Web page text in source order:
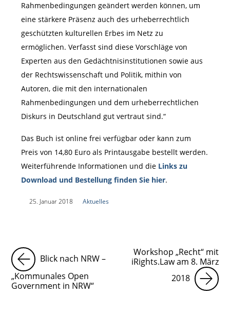
Rahmenbedingungen geändert werden können, um
eine stärkere Präsenz auch des urheberrechtlich
geschützten kulturellen Erbes im Netz zu
ermöglichen. Verfasst sind diese Vorschläge von
Experten aus den Gedächtnisinstitutionen sowie aus
der Rechtswissenschaft und Politik, mithin von
Autoren, die mit den internationalen
Rahmenbedingungen und dem urheberrechtlichen
Diskurs in Deutschland gut vertraut sind.“
Das Buch ist online frei verfügbar oder kann zum
Preis von 14,80 Euro als Printausgabe bestellt werden.
Weiterführende Informationen und die Links zu
Download und Bestellung finden Sie hier.
25. Januar 2018 Aktuelles
Blick nach NRW –
„Kommunales Open
Government in NRW“
Workshop „Recht“ mit
iRights.Law am 8. März
2018